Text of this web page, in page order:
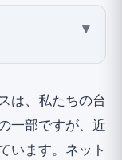
▾
る方法：除
は、私たちの台
一部ですが、近
います。ネット